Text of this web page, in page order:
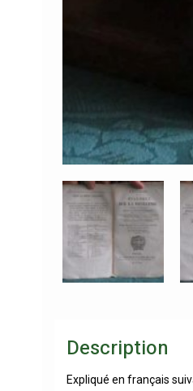
Description
Expliqué en français